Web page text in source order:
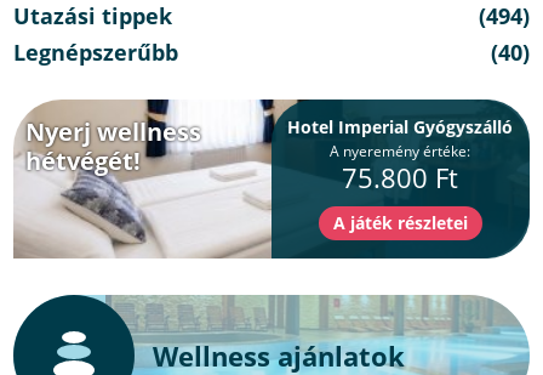
Utazási tippek
(494)
Legnépszerűbb
(40)
Nyerj wellness
hétvégét!
Hotel Imperial Gyógyszálló
A nyeremény értéke:
75.800 Ft
Wellness ajánlatok